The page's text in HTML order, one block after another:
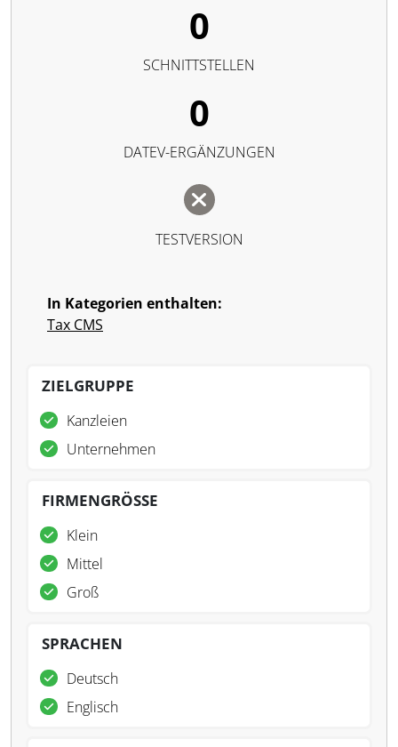
0
SCHNITTSTELLEN
0
DATEV-ERGÄNZUNGEN
TESTVERSION
In Kategorien enthalten:
Tax CMS
ZIELGRUPPE
Kanzleien
Unternehmen
FIRMENGRÖSSE
Klein
Mittel
Groß
SPRACHEN
Deutsch
Englisch